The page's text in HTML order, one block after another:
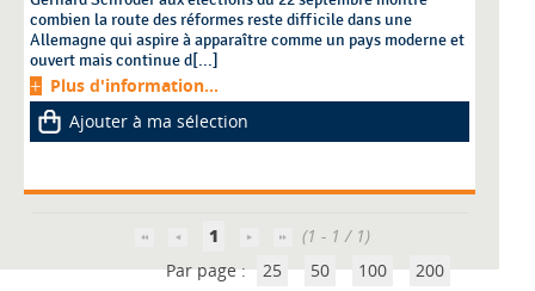
combien la route des réformes reste difficile dans une
Allemagne qui aspire à apparaître comme un pays moderne et
ouvert mais continue d[...]
Plus d'information...
Ajouter à ma sélection
1
(1 - 1 / 1)
Par page : 25 50 100 200